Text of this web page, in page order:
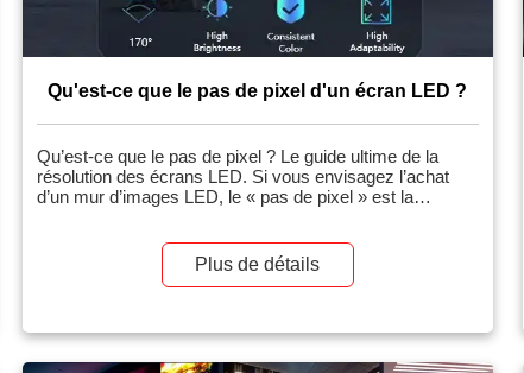
Qu'est-ce que le pas de pixel d'un écran LED ?
Qu’est-ce que le pas de pixel ? Le guide ultime de la
résolution des écrans LED. Si vous envisagez l’achat
d’un mur d’images LED, le « pas de pixel » est la
optimale et, surtout, le prix de votre projet. Vous verrez
souvent des modèles […]
Plus de détails